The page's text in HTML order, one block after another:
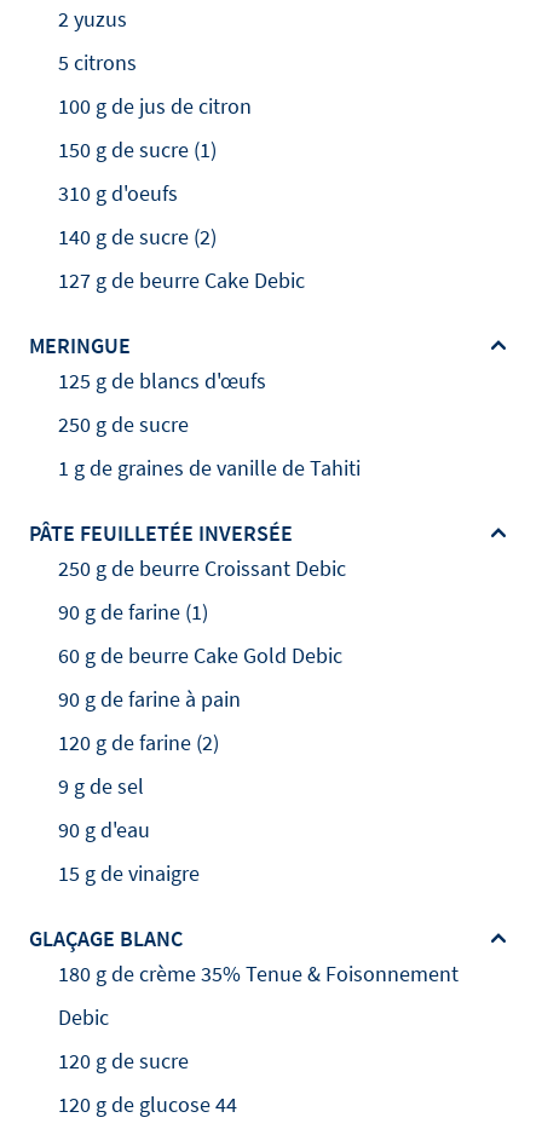
2 yuzus
5 citrons
100 g de jus de citron
150 g de sucre (1)
310 g d'oeufs
140 g de sucre (2)
127 g de beurre Cake Debic
MERINGUE
125 g de blancs d'œufs
250 g de sucre
1 g de graines de vanille de Tahiti
PÂTE FEUILLETÉE INVERSÉE
250 g de beurre Croissant Debic
90 g de farine (1)
60 g de beurre Cake Gold Debic
90 g de farine à pain
120 g de farine (2)
9 g de sel
90 g d'eau
15 g de vinaigre
GLAÇAGE BLANC
180 g de crème 35% Tenue & Foisonnement
Debic
120 g de sucre
120 g de glucose 44